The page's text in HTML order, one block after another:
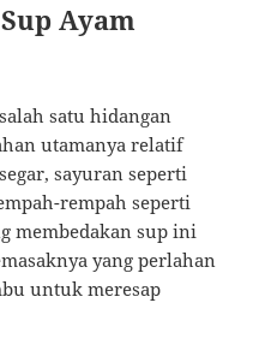
Ayam
satu hidangan
utamanya relatif
sayuran seperti
rempah seperti
membedakan sup ini
yang perlahan
untuk meresap